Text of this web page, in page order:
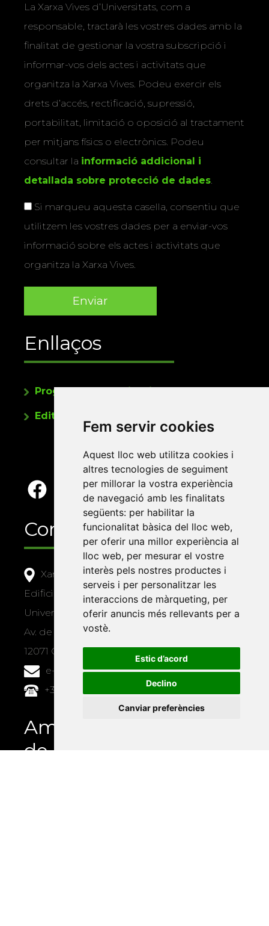
Fem servir cookies
Aquest lloc web utilitza cookies i
altres tecnologies de seguiment
per millorar la vostra experiència
de navegació amb les finalitats
següents: per habilitar la
funcionalitat bàsica del lloc web,
per oferir una millor experiència al
lloc web, per mesurar el vostre
interès pels nostres productes i
serveis i per personalitzar les
interaccions de màrqueting, per
oferir anuncis més rellevants per a
vostè.
Estic d’acord
Declino
Canviar preferències
La Xarxa Vives d’Universitats, com a
responsable, tractarà les vostres dades amb la
finalitat de gestionar la vostra subscripció i
informar-vos dels actes i activitats que
organitza la Xarxa Vives. Podeu exercir els
drets d’accés, rectificació, supressió,
portabilitat, limitació o oposició al tractament
per mitjans físics o electrònics. Podeu
consultar la informació addicional i
detallada sobre protecció de dades.
Si marqueu aquesta casella, consentiu que
utilitzem les vostres dades per a enviar-vos
informació sobre els actes i activitats que
organitza la Xarxa Vives.
Enllaços
Programa de publicacions
Editorials universitàries a Twitter
Contacte
Xarxa Vives d'Universitats
Edifici Àgora
Universitat Jaume I, local 10
Av. de Vicent Sos Baynat, s/n
12071 Castelló de la Plana
e-buc@vives.org
+34 964 72 89 93
Amb el suport
de